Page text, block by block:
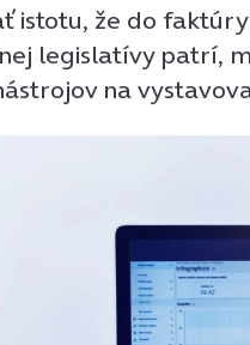
istotu, že do
legislatívy patrí,
na